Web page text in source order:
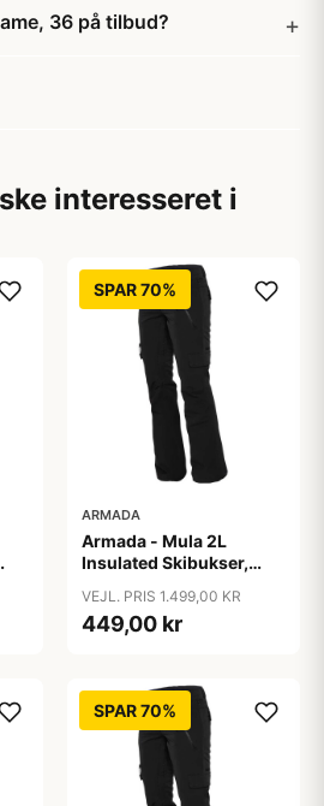
36 på tilbud?
interesseret i
SPAR 70%
ARMADA
Armada - Mula 2L
Insulated Skibukser,
VEJL. PRIS 1.499,00 KR
449,00 kr
SPAR 70%